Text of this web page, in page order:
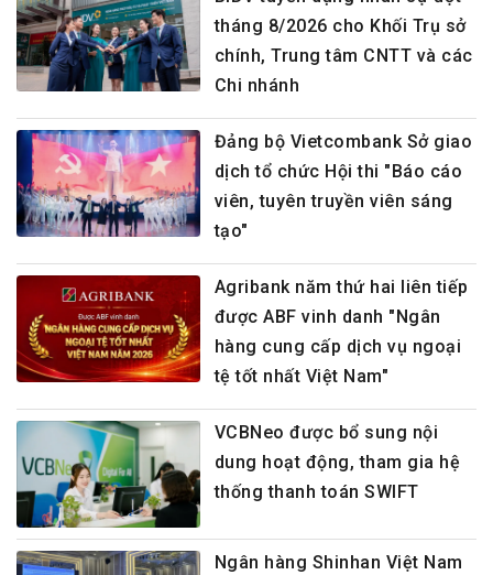
tháng 8/2026 cho Khối Trụ sở
chính, Trung tâm CNTT và các
Chi nhánh
Đảng bộ Vietcombank Sở giao
dịch tổ chức Hội thi "Báo cáo
viên, tuyên truyền viên sáng
tạo"
Agribank năm thứ hai liên tiếp
được ABF vinh danh "Ngân
hàng cung cấp dịch vụ ngoại
tệ tốt nhất Việt Nam"
VCBNeo được bổ sung nội
dung hoạt động, tham gia hệ
thống thanh toán SWIFT
Ngân hàng Shinhan Việt Nam